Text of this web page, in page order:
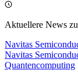
Aktuellere News
Navitas
Navitas
Quantencomputing